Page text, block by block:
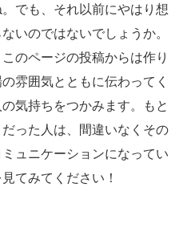
でも、それ以前にやはり想
いのではないでしょうか。
のページの投稿からは作り
雰囲気とともに伝わってく
気持ちをつかみます。もと
った人は、間違いなくその
ュニケーションになってい
てみてください！